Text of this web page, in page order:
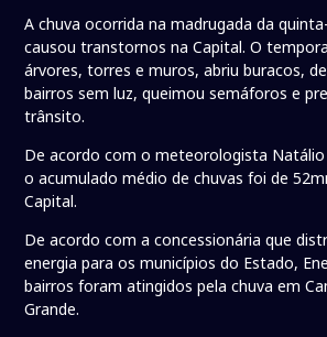
A chuva ocorrida na madrugada da
causou transtornos na Capital. O
árvores, torres e muros, abriu buracos,
bairros sem luz, queimou semáforos e
trânsito.
De acordo com o meteorologista Natálio
o acumulado médio de chuvas foi de
Capital.
De acordo com a concessionária que
energia para os municípios do Estado,
bairros foram atingidos pela chuva em
Grande.